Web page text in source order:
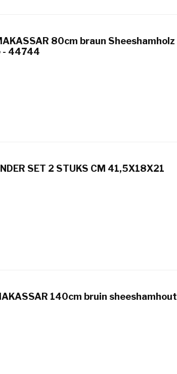
80cm braun Sheeshamholz
- 44744
SET 2 STUKS CM 41,5X18X21
140cm bruin sheeshamhout